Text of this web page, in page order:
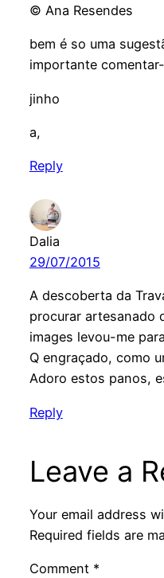
© Ana Resendes
bem é so uma
importante
jinho
a,
Reply
Dalia
29/07/2015
A descoberta da
procurar artesanado
images levou-me
Q engraçado, como
Adoro estos panos,
Reply
Leave a
Your email address
Required fields are
Comment *